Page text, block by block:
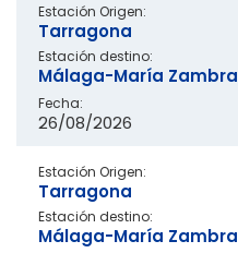
Estación Origen:
Tarragona
Estación destino:
Málaga-María
Fecha:
26/08/2026
Estación Origen:
Tarragona
Estación destino:
Málaga-María